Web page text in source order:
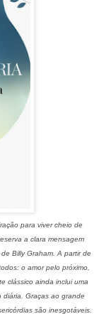
para viver cheio de
a clara mensagem
Billy Graham. A partir de
o amor pelo próximo,
clássico ainda inclui uma
diária. Graças ao grande
são inesgotáveis.